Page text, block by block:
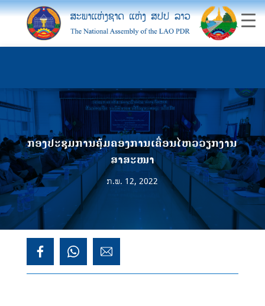
ກອງປະຊຸມການຄຸ້ມຄອງການເຄື່ອນໄຫວວຽກງານ
ສາສະໜາ
ກ.ພ. 12, 2022